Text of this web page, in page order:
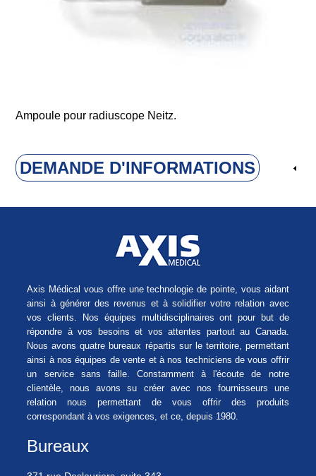
Ampoule pour radiuscope Neitz.
DEMANDE D'INFORMATIONS
Axis Médical vous offre une technologie de pointe, vous aidant
ainsi à générer des revenus et à solidifier votre relation avec
vos clients. Nos équipes multidisciplinaires ont pour but de
répondre à vos besoins et vos attentes partout au Canada.
Nous avons quatre bureaux répartis sur le territoire, permettant
ainsi à nos équipes de vente et à nos techniciens de vous offrir
un service sans faille. Constamment à l'écoute de notre
clientèle, nous avons su créer avec nos fournisseurs une
relation nous permettant de vous offrir des produits
correspondant à vos exigences, et ce, depuis 1980.
Bureaux